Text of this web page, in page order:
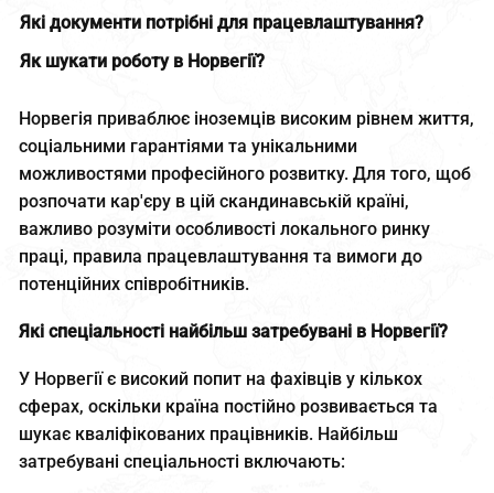
Які документи потрібні для працевлаштування?
Як шукати роботу в Норвегії?
Норвегія приваблює іноземців високим рівнем життя,
соціальними гарантіями та унікальними
можливостями професійного розвитку. Для того, щоб
розпочати кар'єру в цій скандинавській країні,
важливо розуміти особливості локального ринку
праці, правила працевлаштування та вимоги до
потенційних співробітників.
Які спеціальності найбільш затребувані в Норвегії?
У Норвегії є високий попит на фахівців у кількох
сферах, оскільки країна постійно розвивається та
шукає кваліфікованих працівників. Найбільш
затребувані спеціальності включають: